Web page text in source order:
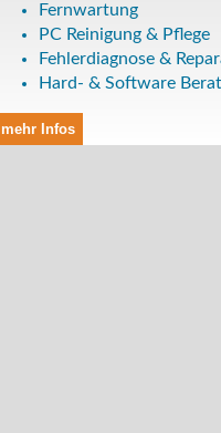
Fernwartung
PC Reinigung & Pflege
Fehlerdiagnose &
Hard- & Software
mehr Infos